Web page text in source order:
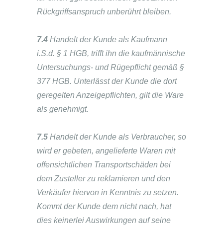
Rückgriffsanspruch unberührt bleiben.
7.4 Handelt der Kunde als Kaufmann
i.S.d. § 1 HGB, trifft ihn die kaufmännische
Untersuchungs- und Rügepflicht gemäß §
377 HGB. Unterlässt der Kunde die dort
geregelten Anzeigepflichten, gilt die Ware
als genehmigt.
7.5 Handelt der Kunde als Verbraucher, so
wird er gebeten, angelieferte Waren mit
offensichtlichen Transportschäden bei
dem Zusteller zu reklamieren und den
Verkäufer hiervon in Kenntnis zu setzen.
Kommt der Kunde dem nicht nach, hat
dies keinerlei Auswirkungen auf seine